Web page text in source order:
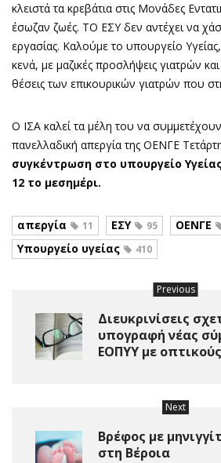
κλειστά τα κρεβάτια στις Μονάδες
έσωζαν ζωές. ΤΟ ΕΣΥ δεν αντέχει να
εργασίας. Καλούμε το υπουργείο
κενά, με μαζικές προσλήψεις γιατρών
θέσεις των επικουρικών γιατρών που
Ο ΙΣΑ καλεί τα μέλη του να
πανελλαδική απεργία της ΟΕΝΓΕ
συγκέντρωση στο υπουργείο
12 το μεσημέρι.
απεργία 11 ΕΣΥ 95 ΟΕΝΓΕ
Υπουργείο υγείας 410
Previous
Διευκρινίσεις
υπογραφή νέας
ΕΟΠΥΥ με
Next
Βρέφος με
στη Βέροια